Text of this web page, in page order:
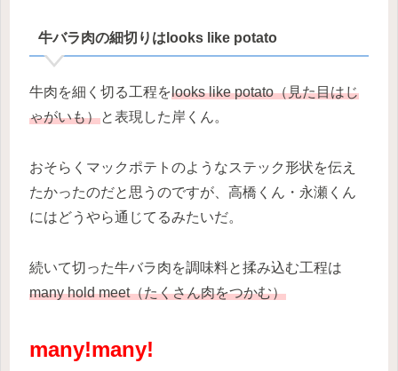
牛バラ肉の細切りはlooks like potato
牛肉を細く切る工程をlooks like potato（見た目はじ
ゃがいも）と表現した岸くん。
おそらくマックポテトのようなステック形状を伝え
たかったのだと思うのですが、高橋くん・永瀬くん
にはどうやら通じてるみたいだ。
続いて切った牛バラ肉を調味料と揉み込む工程は
many hold meet（たくさん肉をつかむ）
many!many!